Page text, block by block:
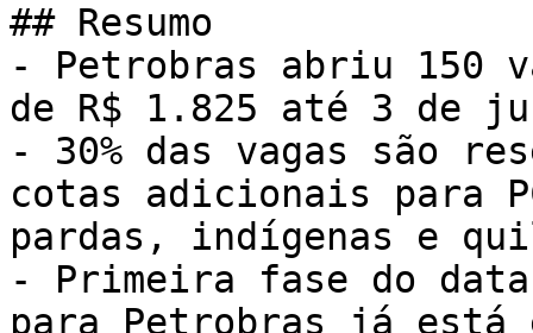
## Resumo
- Petrobras abriu 150
de R$ 1.825 até 3 de
- 30% das vagas são
cotas adicionais para
pardas, indígenas e
- Primeira fase do data
para Petrobras já está